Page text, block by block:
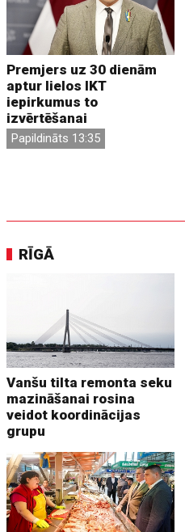
Premjers uz 30 dienām
aptur lielos IKT
iepirkumus to
izvērtēšanai
Papildināts 13:35
RĪGĀ
Vanšu tilta remonta seku
mazināšanai rosina
veidot koordinācijas
grupu